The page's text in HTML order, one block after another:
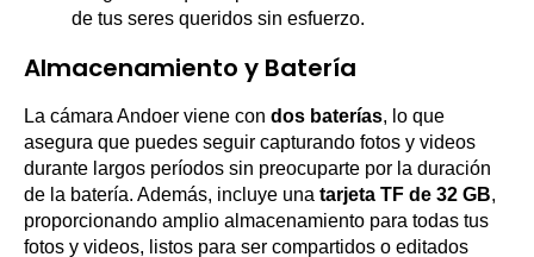
de tus seres queridos sin esfuerzo.
Almacenamiento y Batería
La cámara Andoer viene con dos baterías, lo que
asegura que puedes seguir capturando fotos y videos
durante largos períodos sin preocuparte por la duración
de la batería. Además, incluye una tarjeta TF de 32 GB,
proporcionando amplio almacenamiento para todas tus
fotos y videos, listos para ser compartidos o editados